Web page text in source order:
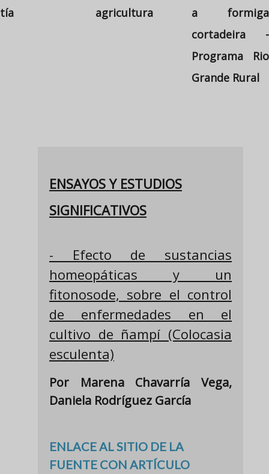
tía
agricultura
a formiga
cortadeira -
Programa Rio
Grande Rural
ENSAYOS Y ESTUDIOS
SIGNIFICATIVOS
- Efecto de sustancias
homeopáticas y un
fitonosode, sobre el control
de enfermedades en el
cultivo de ñampí (Colocasia
esculenta)
Por Marena Chavarría Vega,
Daniela Rodríguez García
ENLACE AL SITIO DE LA
FUENTE CON ARTÍCULO